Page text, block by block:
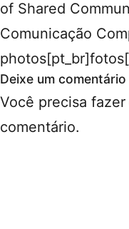
of Shared
Comunicação
Deixe um comentário
Você precisa fazer
comentário.